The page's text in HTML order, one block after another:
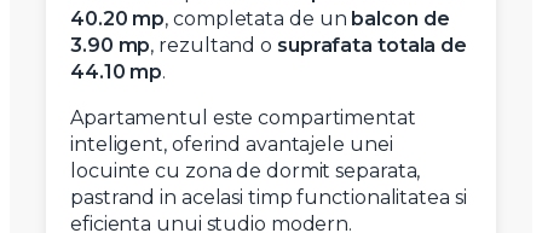
40.20 mp, completata de un balcon de
3.90 mp, rezultand o suprafata totala de
44.10 mp.
Apartamentul este compartimentat
inteligent, oferind avantajele unei
locuinte cu zona de dormit separata,
pastrand in acelasi timp functionalitatea si
eficienta unui studio modern.